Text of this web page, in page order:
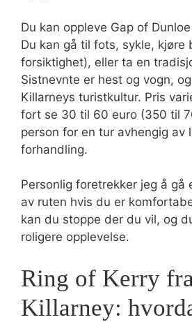
Du kan oppleve Gap of
Du kan gå til fots, sykle, kjøre
forsiktighet), eller ta en
Sistnevnte er hest og vogn,
Killarneys turistkultur. Pris
fort se 30 til 60 euro (350 til
person for en tur avhengig av
forhandling.
Personlig foretrekker jeg å gå
av ruten hvis du er
kan du stoppe der du vil, og
roligere opplevelse.
Ring of Kerry fra
Killarney: